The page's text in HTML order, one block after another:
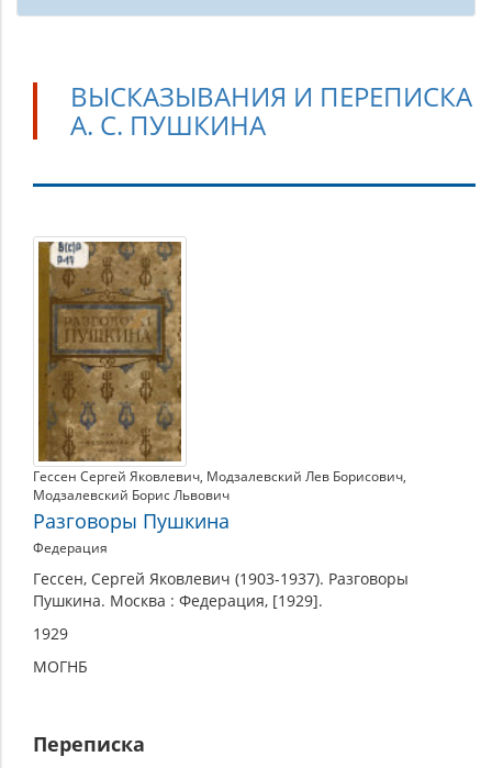
ВЫСКАЗЫВАНИЯ И ПЕРЕПИСКА
А. С. ПУШКИНА
Высказывания
переписка
А.
С.
Пушкина
Гессен Сергей Яковлевич, Модзалевский Лев Борисович,
Модзалевский Борис Львович
Разговоры Пушкина
Федерация
Гессен, Сергей Яковлевич (1903-1937). Разговоры
Пушкина. Москва : Федерация, [1929].
1929
МОГНБ
Переписка